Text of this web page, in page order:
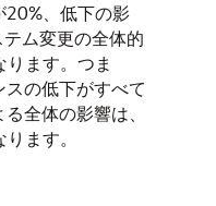
20%、低下の影
ム変更の全体的
ます。つま
の低下がすべて
全体の影響は、
ます。